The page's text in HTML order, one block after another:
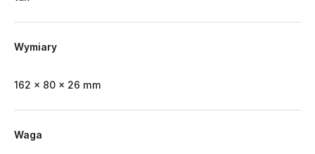
Wymiary
162 x 80 x 26 mm
Waga